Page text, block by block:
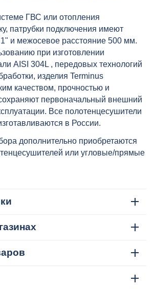
ГВС или отопления
патрубки подключения имеют
и межосевое расстояние 500 мм.
при изготовлении
AISI 304L , передовых технологий
изделия Terminus
качеством, прочностью и
первоначальный внешний
Все полотенцесушители
в России.
дополнительно приобретаются
или угловые/прямые